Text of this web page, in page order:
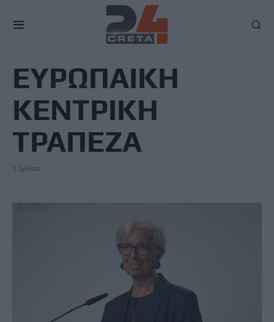
ΕΥΡΩΠΑΙΚΗ
ΚΕΝΤΡΙΚΗ
ΤΡΑΠΕΖΑ
3 άρθρα